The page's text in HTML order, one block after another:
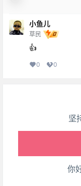
小鱼儿
草民
👍
0 0
坚
你